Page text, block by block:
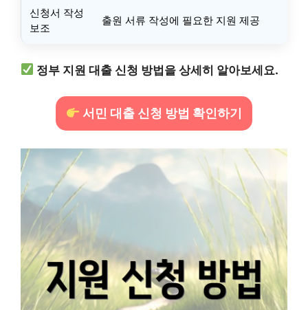
신청서 작성
보조
출원 서류 작성에 필요한 지원 제공
정부 지원 대출 신청 방법을 상세히 알아보세요.
서민 대출 신청 방법 확인하기